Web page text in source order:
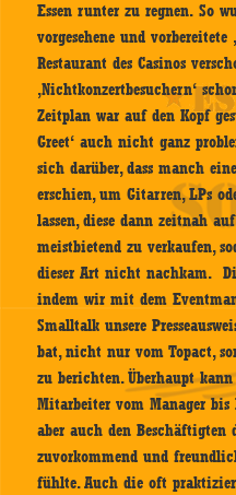
Essen runter zu regnen. So
vorgesehene und
Restaurant des Casinos
‚Nichtkonzertbesuchern‘
Zeitplan war auf den Kopf
Greet‘ auch nicht ganz
sich darüber, dass manch
erschien, um Gitarren, LPs
lassen, diese dann zeitnah
meistbietend zu verkaufen,
dieser Art nicht nachkam.
indem wir mit dem
Smalltalk unsere
bat, nicht nur vom Topact,
zu berichten. Überhaupt kann
Mitarbeiter vom Manager
aber auch den Beschäftigten
zuvorkommend und
fühlte. Auch die oft